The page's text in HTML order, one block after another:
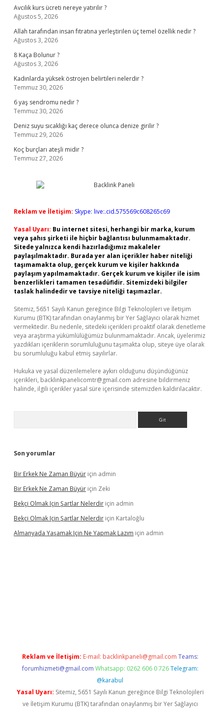
Avcılık kurs ücreti nereye yatırılır ?
Ağustos 5, 2026
Allah tarafından insan fıtratına yerleştirilen üç temel özellik nedir ?
Ağustos 3, 2026
8 Kaça Bolunur ?
Ağustos 3, 2026
Kadınlarda yüksek östrojen belirtileri nelerdir ?
Temmuz 30, 2026
6 yaş sendromu nedir ?
Temmuz 30, 2026
Deniz suyu sıcaklığı kaç derece olunca denize girilir ?
Temmuz 29, 2026
Koç burçları ateşli midir ?
Temmuz 27, 2026
Reklam ve İletişim: Skype: live:.cid.575569c608265c69
Yasal Uyarı: Bu internet sitesi, herhangi bir marka, kurum
veya şahıs şirketi ile hiçbir bağlantısı bulunmamaktadır.
Sitede yalnızca kendi hazırladığımız makaleler
paylaşılmaktadır. Burada yer alan içerikler haber niteliği
taşımamakta olup, gerçek kurum ve kişiler hakkında
paylaşım yapılmamaktadır. Gerçek kurum ve kişiler ile isim
benzerlikleri tamamen tesadüfidir. Sitemizdeki bilgiler
taslak halindedir ve tavsiye niteliği taşımazlar.
Sitemiz, 5651 Sayılı Kanun gereğince Bilgi Teknolojileri ve İletişim
Kurumu (BTK) tarafından onaylanmış bir Yer Sağlayıcı olarak hizmet
vermektedir. Bu nedenle, sitedeki içerikleri proaktif olarak denetleme
veya araştırma yükümlülüğümüz bulunmamaktadır. Ancak, üyelerimiz
yazdıkları içeriklerin sorumluluğunu taşımakta olup, siteye üye olarak
bu sorumluluğu kabul etmiş sayılırlar.
Hukuka ve yasal düzenlemelere aykırı olduğunu düşündüğünüz
içerikleri, backlinkpanelicomtr@gmail.com adresine bildirmeniz
halinde, ilgili içerikler yasal süre içerisinde sitemizden kaldırılacaktır.
Son yorumlar
Bir Erkek Ne Zaman Büyür için admin
Bir Erkek Ne Zaman Büyür için Zeki
Bekçi Olmak Için Şartlar Nelerdir için admin
Bekçi Olmak Için Şartlar Nelerdir için Kartaloğlu
Almanyada Yaşamak Için Ne Yapmak Lazım için admin
Reklam ve İletişim: E-mail: backlinkpaneli@gmail.com Teams:
forumhizmeti@gmail.com Whatsapp: 0262 606 0 726 Telegram:
@karabul
Yasal Uyarı: Sitemiz, 5651 Sayılı Kanun gereğince Bilgi Teknolojileri
ve İletişim Kurumu (BTK) tarafından onaylanmış bir Yer Sağlayıcı